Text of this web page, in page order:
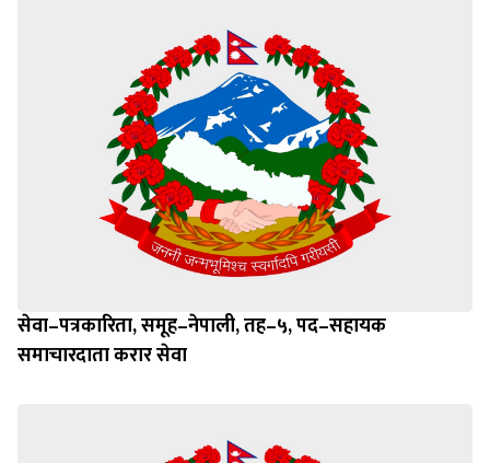
सेवा–पत्रकारिता, समूह–नेपाली, तह–५, पद–सहायक
समाचारदाता करार सेवा